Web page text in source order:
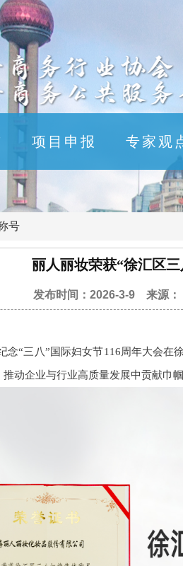
项目申报 专家观
号
丽人丽妆荣获“徐汇区
发布时间：2026-3-9 来源
念“三八”国际妇女节116周年大会
动企业与行业高质量发展中贡献巾